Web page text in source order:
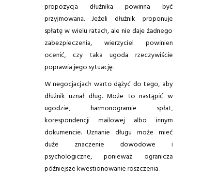
propozycja dłużnika powinna być
przyjmowana. Jeżeli dłużnik proponuje
spłatę w wielu ratach, ale nie daje żadnego
zabezpieczenia, wierzyciel powinien
ocenić, czy taka ugoda rzeczywiście
poprawia jego sytuację.
W negocjacjach warto dążyć do tego, aby
dłużnik uznał dług. Może to nastąpić w
ugodzie, harmonogramie spłat,
korespondencji mailowej albo innym
dokumencie. Uznanie długu może mieć
duże znaczenie dowodowe i
psychologiczne, ponieważ ogranicza
późniejsze kwestionowanie roszczenia.